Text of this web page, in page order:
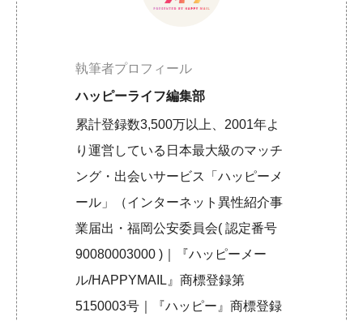
執筆者プロフィール
ハッピーライフ編集部
累計登録数3,500万以上、2001年よ
り運営している日本最大級のマッチ
ング・出会いサービス「ハッピーメ
ール」（インターネット異性紹介事
業届出・福岡公安委員会( 認定番号
90080003000 )｜『ハッピーメー
ル/HAPPYMAIL』商標登録第
5150003号｜『ハッピー』商標登録